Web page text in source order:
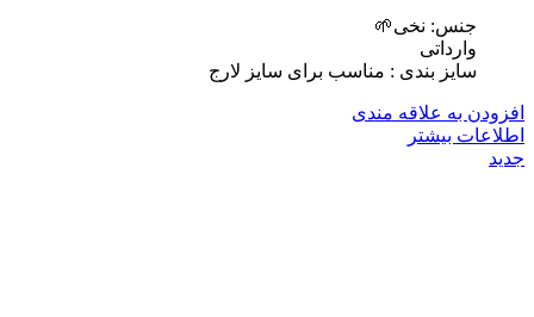
جنس: نخی🌱
وارداتی
سایز بندی : مناسب برای سایز لارج
افزودن به علاقه مندی
اطلاعات بیشتر
جدید